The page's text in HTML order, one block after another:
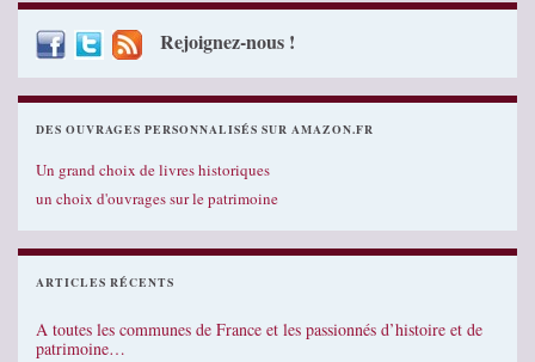
Rejoignez-nous !
DES OUVRAGES PERSONNALISÉS SUR AMAZON.FR
Un grand choix de livres historiques
un choix d'ouvrages sur le patrimoine
ARTICLES RÉCENTS
A toutes les communes de France et les passionnés d’histoire et de
patrimoine…